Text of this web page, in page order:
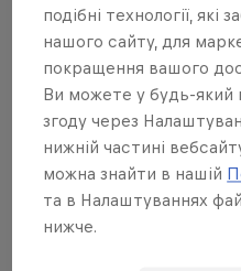
подібні технології,
нашого сайту, для
покращення вашого
Ви можете у будь-який
згоду через
нижній частині
можна знайти в нашій
та в Налаштуваннях
нижче.